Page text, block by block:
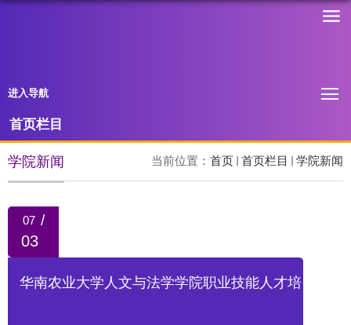
进入导航
首页栏目
当前位置： 首页 首页栏目 学院新闻
学院新闻
07 /
03
华南农业大学人文与法学学院职业技能人才培